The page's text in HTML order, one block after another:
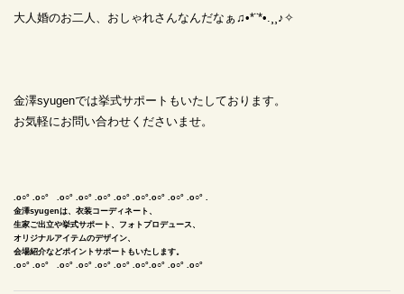
大人婚のお二人、おしゃれさんなんだなぁ♫•*¨*•.¸¸♪✧
金澤syugenでは挙式サポートもいたしております。
お気軽にお問い合わせくださいませ。
.o○° .o○° .o○° .o○° .o○° .o○° .o○°.o○° .o○° .o○° .
金澤syugenは、衣装コーディネート、
生家ご出立や挙式サポート、フォトプロデュース、
オリジナルアイテムのデザイン、
会場紹介などポイントサポートもいたします。
.o○° .o○° .o○° .o○° .o○° .o○° .o○°.o○° .o○° .o○°